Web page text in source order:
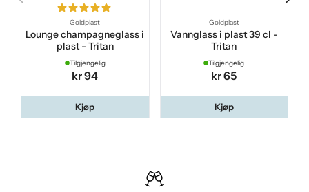
Goldplast
Lounge champagneglass i
plast - Tritan
Tilgjengelig
kr 94
Kjøp
Goldplast
Vannglass i plast 39 cl -
Tritan
Tilgjengelig
kr 65
Kjøp